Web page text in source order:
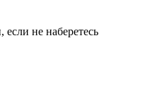
если не наберетесь